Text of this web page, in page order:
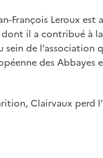
François Leroux
il a contribué à
sein de
des Abbayes
Clairvaux perd